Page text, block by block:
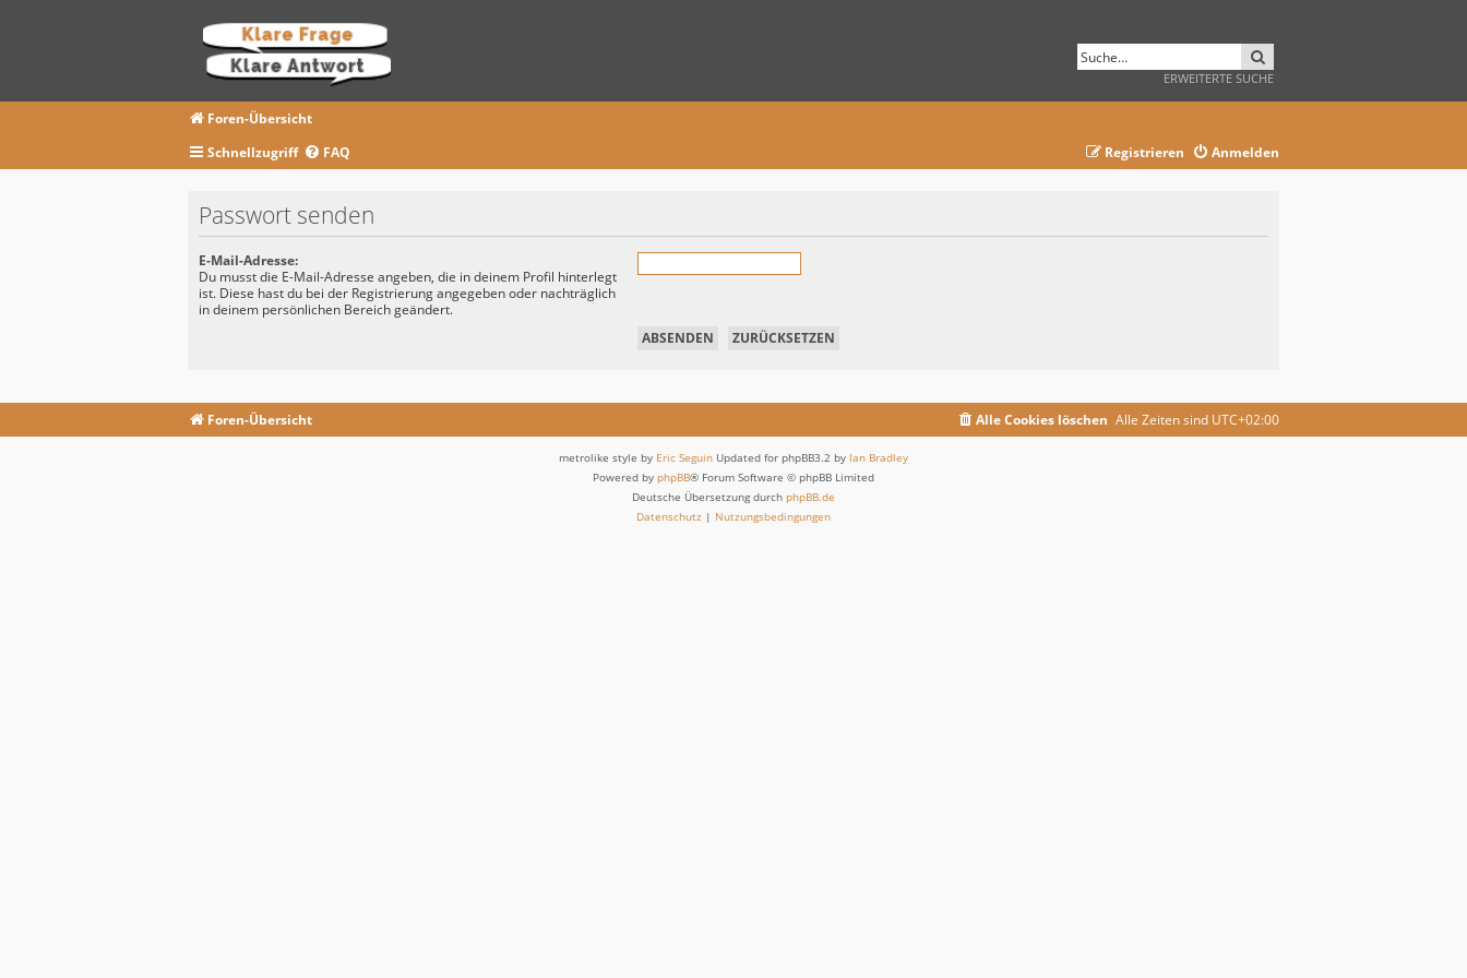
ERWEITERTE SUCHE
Foren-Übersicht
Schnellzugriff
FAQ Anmelden
Registrieren
Passwort senden
E-Mail-Adresse:
Du musst die E-Mail-Adresse angeben, die in deinem Profil hinterlegt
ist. Diese hast du bei der Registrierung angegeben oder nachträglich
in deinem persönlichen Bereich geändert.
Foren-Übersicht Alle Zeiten sind UTC+02:00
Alle Cookies löschen
metrolike style by Eric Seguin Updated for phpBB3.2 by Ian Bradley
Powered by phpBB® Forum Software © phpBB Limited
Deutsche Übersetzung durch phpBB.de
Datenschutz | Nutzungsbedingungen